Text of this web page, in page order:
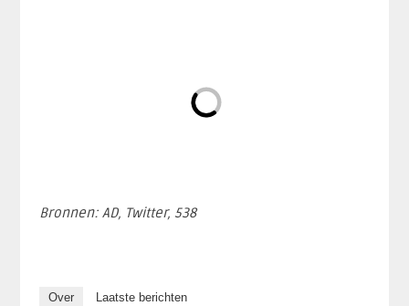
Bronnen: AD, Twitter, 538
Over Laatste berichten